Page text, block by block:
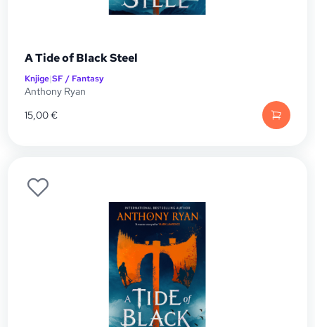
A Tide of Black Steel
Knjige|SF / Fantasy
Anthony Ryan
15,00€